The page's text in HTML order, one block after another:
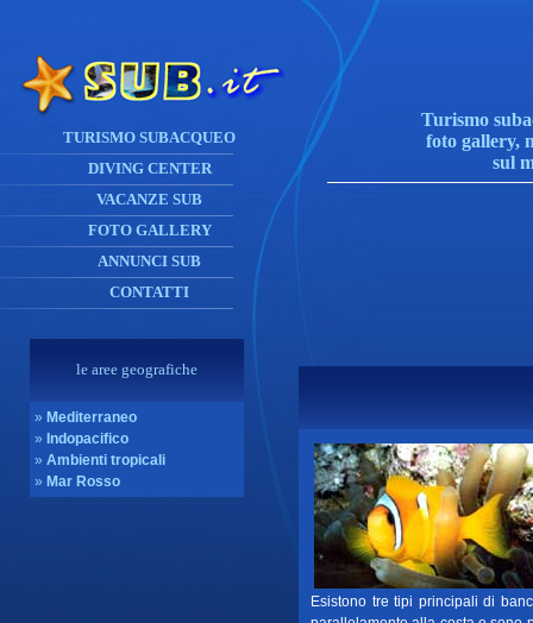
TURISMO SUBACQUEO
DIVING CENTER
VACANZE SUB
FOTO GALLERY
ANNUNCI SUB
CONTATTI
le aree geografiche
» Mediterraneo
» Indopacifico
» Ambienti tropicali
» Mar Rosso
Turismo
foto gallery,
sul
Esistono tre tipi principali di